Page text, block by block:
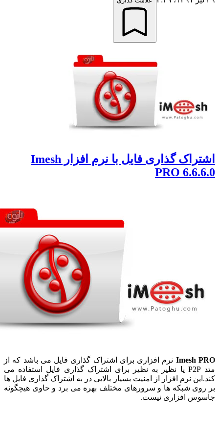
اشتراک گذاری فایل با نرم افزار Imesh
PRO
Imeshنرم افزاری برای اشتراک گذاری فایل می باشد که از
متد P2P یا نظیر به نظیر برای اشتراک گذاری فایل استفاده می
نرم افزار از امنیت بسیار بالایی در به اشتراک گذاری فایل ها
شبکه ها و سرورهای مختلف بهره می برد و حاوی هیچگونه
افزاری نیست.